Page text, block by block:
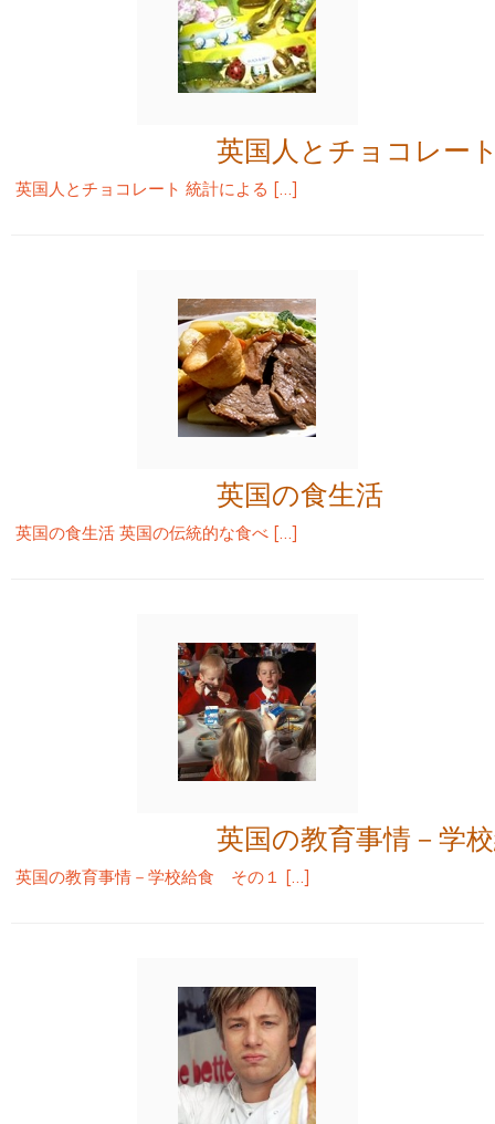
英国人とチョコレー
英国人とチョコレート 統計による […]
英国の食生活
英国の食生活 英国の伝統的な食べ […]
英国の教育事情－学
英国の教育事情－学校給食 その１ […]